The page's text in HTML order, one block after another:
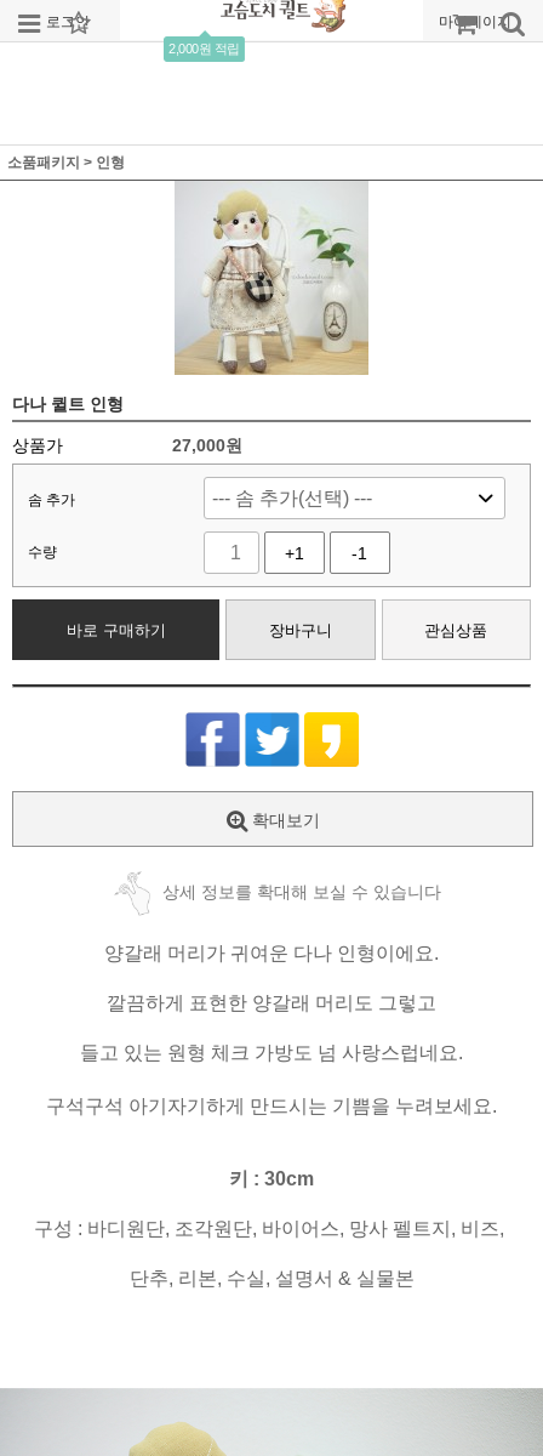
로그인 회원가입
2,000원 적립
주문조회 마이페이지
소품패키지 > 인형
다나 퀼트 인형
상품가 27,000원
솜 추가
수량 +1 -1
바로 구매하기 장바구니 관심상품
확대보기
상세 정보를 확대해 보실 수 있습니다
양갈래 머리가 귀여운 다나 인형이에요.
깔끔하게 표현한 양갈래 머리도 그렇고
들고 있는 원형 체크 가방도 넘 사랑스럽네요.
구석구석 아기자기하게 만드시는 기쁨을 누려보세요.
키 : 30cm
구성 : 바디원단, 조각원단, 바이어스, 망사 펠트지, 비즈,
단추, 리본, 수실, 설명서 & 실물본